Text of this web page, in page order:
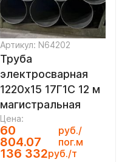
Артикул: N64202
Труба
электросварная
1220х15 17Г1С 12 м
магистральная
Цена:
60
804.07
руб./
пог.м
136 332руб./т